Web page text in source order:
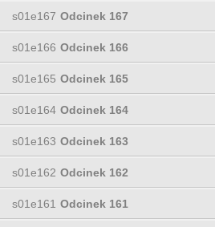
s01e167 Odcinek 167
s01e166 Odcinek 166
s01e165 Odcinek 165
s01e164 Odcinek 164
s01e163 Odcinek 163
s01e162 Odcinek 162
s01e161 Odcinek 161